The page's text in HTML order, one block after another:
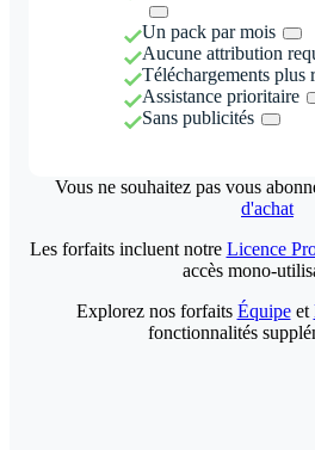
Un pack par mois
Aucune attribution
Téléchargements plus
Assistance prioritaire
Sans publicités
Vous ne souhaitez pas vous
d'achat
Les forfaits incluent notre Licence
accès mono-
Explorez nos forfaits Équipeet
fonctionnalités